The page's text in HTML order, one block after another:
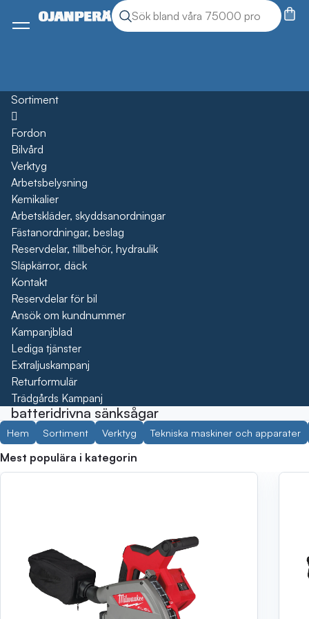
Sök produkter
Sök
Meny
Sortiment
Öppna
Fordon
Bilvård
Verktyg
Arbetsbelysning
Kemikalier
Arbetskläder, skyddsanordningar
Fästanordningar, beslag
Reservdelar, tillbehör, hydraulik
Släpkärror, däck
Kontakt
Reservdelar för bil
Ansök om kundnummer
Kampanjblad
Lediga tjänster
Extraljuskampanj
Returformulär
Trädgårds Kampanj
batteridrivna sänksågar
Hem Sortiment Verktyg Tekniska maskiner och apparater
Mest populära i kategorin